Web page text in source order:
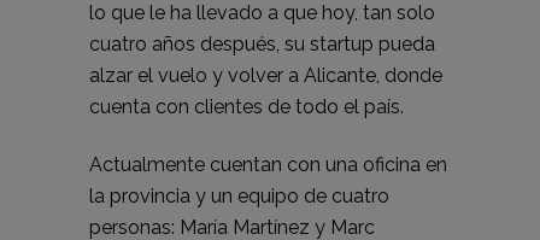
lo que le ha llevado a que hoy, tan solo
cuatro años después, su startup pueda
alzar el vuelo y volver a Alicante, donde
cuenta con clientes de todo el país.
Actualmente cuentan con una oficina en
la provincia y un equipo de cuatro
personas: María Martínez y Marc